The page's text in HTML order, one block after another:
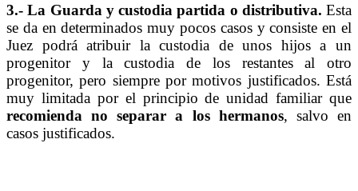
3.- La Guarda y custodia partida o distributiva. Esta
se da en determinados muy pocos casos y consiste en el
Juez podrá atribuir la custodia de unos hijos a un
progenitor y la custodia de los restantes al otro
progenitor, pero siempre por motivos justificados. Está
muy limitada por el principio de unidad familiar que
recomienda no separar a los hermanos, salvo en
casos justificados.